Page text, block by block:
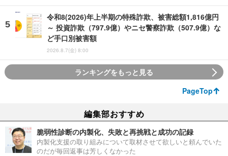
令和8(2026)年上半期の特殊詐欺、被害総額1,816億円
～ 投資詐欺（797.9億）やニセ警察詐欺（507.9億）な
ど手口別被害額
2026.8.7(金) 8:00
ランキングをもっと見る
PageTop
編集部おすすめ
脆弱性診断の内製化、失敗と再挑戦と成功の記録
内製化支援の取り組みについて取材させて欲しいと頼んでいた
のだが毎回返事は芳しくなかった